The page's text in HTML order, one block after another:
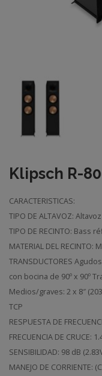
Klipsch R-
CARACTERISTICAS:
TIPO DE ALTAVOZ:
TIPO DE RECINTO: Bass
MATERIAL DEL RECINTO:
TRANSDUCTORES
con bocina de 90º x 90º
Medios/graves: 2 x 8″
TCP
RESPUESTA DE
FRECUENCIA DE CRUCE:
SENSIBILIDAD: 98 dB
MANEJO DE CORRIENTE: